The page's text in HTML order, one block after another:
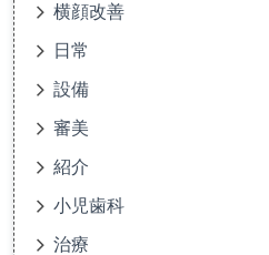
横顔改善
日常
設備
審美
紹介
小児歯科
治療